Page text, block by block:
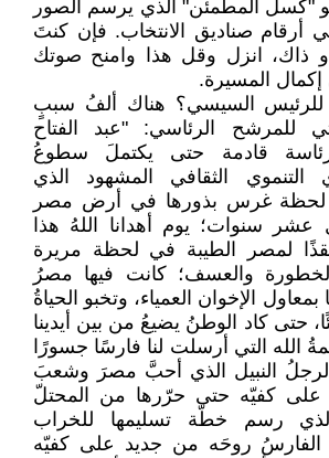
هو "كسل المطمئن" الذي يرسم الصور
أرقام صناديق الانتخاب. فإن كنتَ
ذاك، انزل وقل هذا وامنح صوتك
إكمال المسيرة.
للرئيس السيسي؟ هناك ألفُ سببٍ
للمرشح الرئاسي: "عبد الفتاح
قادمة حتى يكتملَ سطوعُ
التنموي الثقافي المشهود الذي
لحظة غرس بذورها في أرض مصر
عشر سنوات؛ يوم أهدانا اللهُ هذا
لمصر الطيبة في لحظة مريرة
والعسف؛ كانت فيها مصرُ
الإخوان العمياء، وتخبو الحياةُ
حتى كاد الوطنُ يضيعُ من بين أيدينا
الله التي أرسلت لنا فارسًا جسورًا
الرجلُ النبيل الذي أحبَّ مصرَ وشعبَ
كفيّه حتى حرّرها من المحتلّ
الذي رسم خطّة تسليمها للخراب
الفارسُ روحَه من جديد على كفيّه